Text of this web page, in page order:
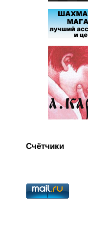
Счётчики